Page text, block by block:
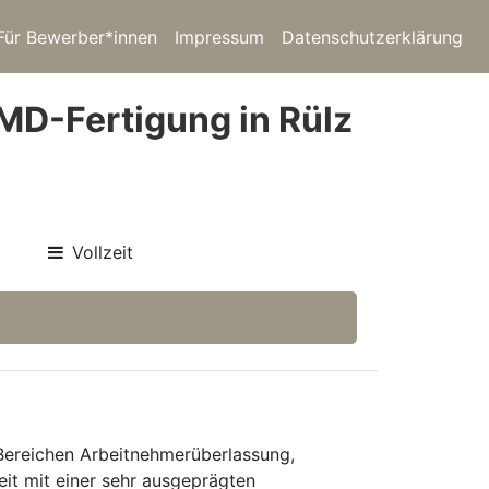
Bewerber*innen Impressum Datenschutzerklärung
Fertigung in Rülz
Vollzeit
Arbeitnehmerüberlassung,
mit einer sehr ausgeprägten